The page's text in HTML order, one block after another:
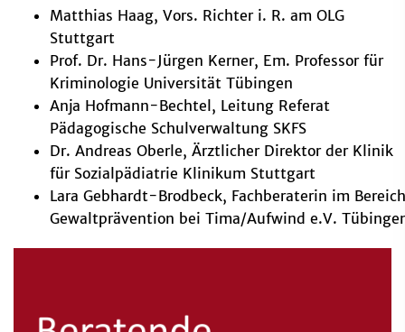
Matthias Haag, Vors. Richter i. R. am OLG
Stuttgart
Prof. Dr. Hans-Jürgen Kerner, Em. Professor für
Kriminologie Universität Tübingen
Anja Hofmann-Bechtel, Leitung Referat
Pädagogische Schulverwaltung SKFS
Dr. Andreas Oberle, Ärztlicher Direktor der Klinik
für Sozialpädiatrie Klinikum Stuttgart
Lara Gebhardt-Brodbeck, Fachberaterin im Bereich
Gewaltprävention bei Tima/Aufwind e.V.